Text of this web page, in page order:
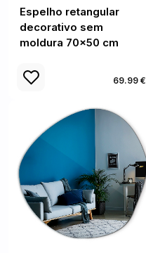
Espelho retangular
decorativo sem
moldura 70x50 cm
69.99 €